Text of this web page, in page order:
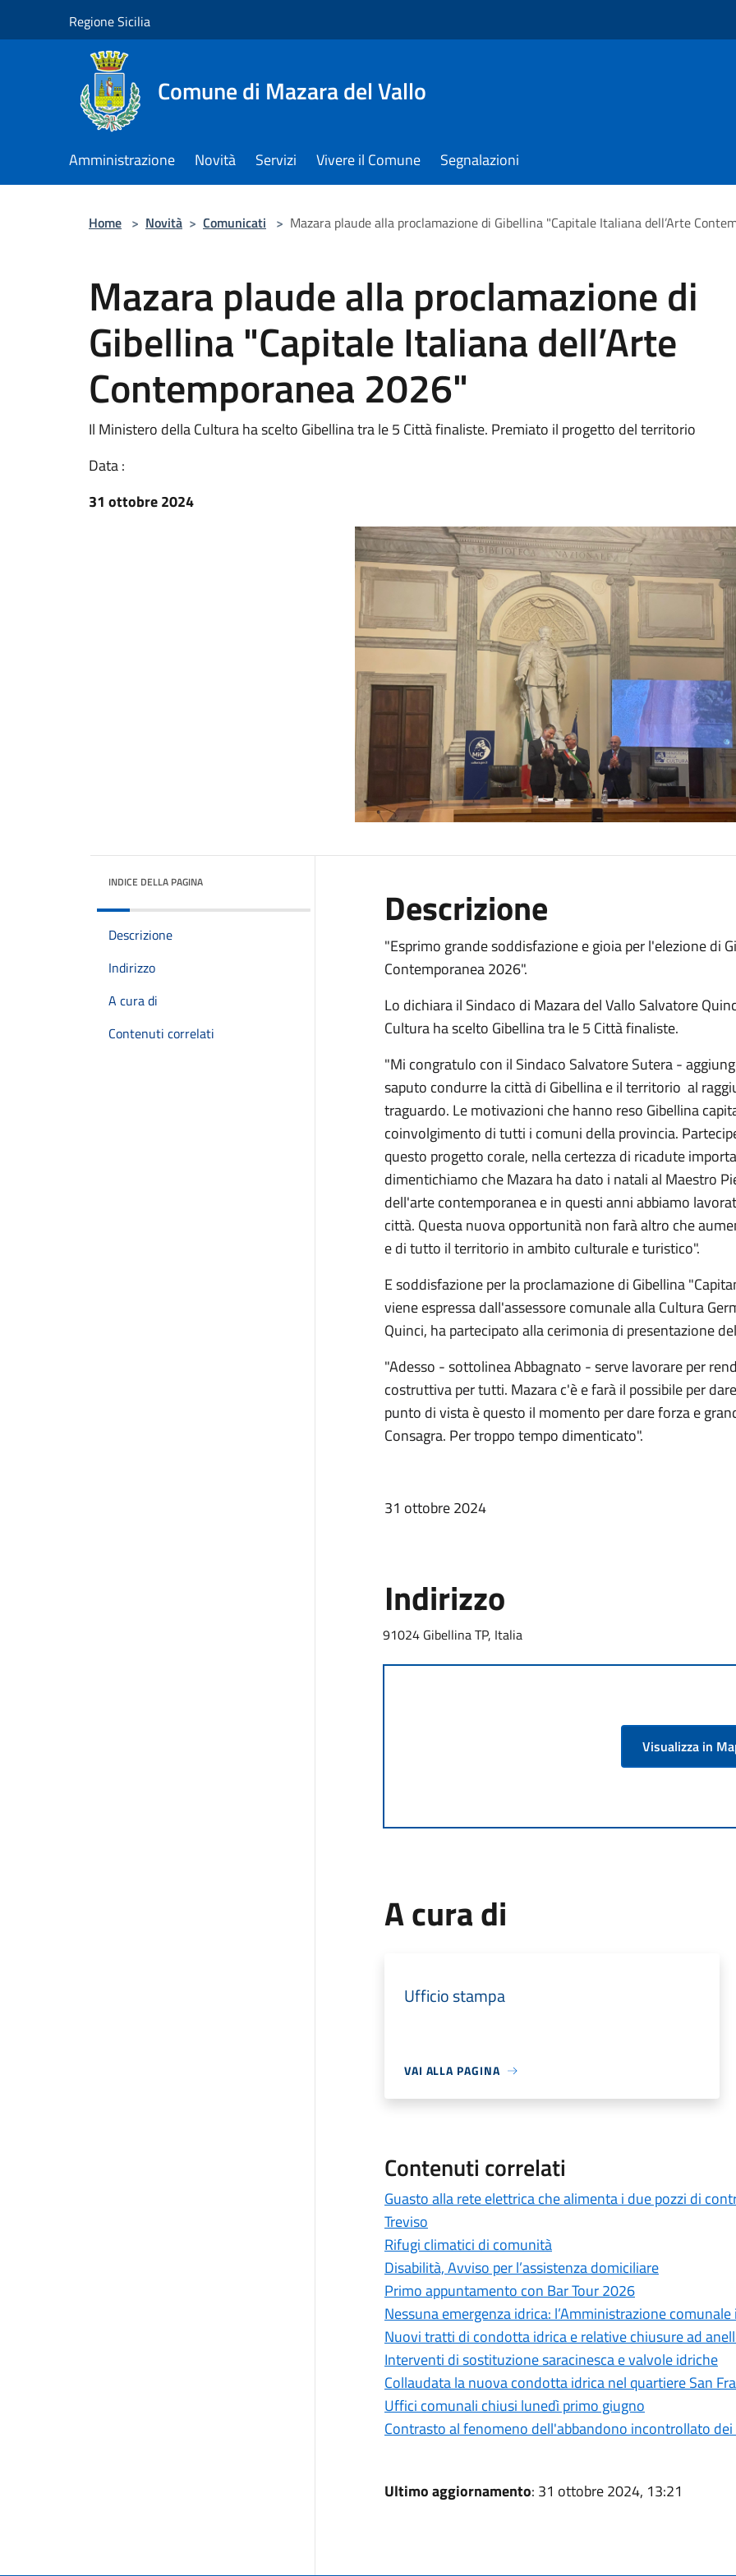
Regione Sicilia
Comune di Mazara del Vallo
Amministrazione Novità Servizi Vivere il Comune Segnalazioni
Home > Novità > Comunicati > Mazara plaude alla proclamazione di Gibellina "Capitale Italiana dell’Arte
Mazara plaude alla proclamazione di
Gibellina "Capitale Italiana dell’Arte
Contemporanea 2026"
Il Ministero della Cultura ha scelto Gibellina tra le 5 Città finaliste. Premiato il progetto del territorio
Data :
31 ottobre 2024
INDICE DELLA PAGINA
Descrizione
Indirizzo
A cura di
Contenuti correlati
Descrizione
"Esprimo grande soddisfazione e gioia per l'elezione di
Contemporanea 2026".
Lo dichiara il Sindaco di Mazara del Vallo Salvatore
Cultura ha scelto Gibellina tra le 5 Città finaliste.
"Mi congratulo con il Sindaco Salvatore Sutera -
saputo condurre la città di Gibellina e il territorio al
traguardo. Le motivazioni che hanno reso Gibellina
coinvolgimento di tutti i comuni della provincia.
questo progetto corale, nella certezza di ricadute
dimentichiamo che Mazara ha dato i natali al Maestro
dell'arte contemporanea e in questi anni abbiamo
città. Questa nuova opportunità non farà altro che
e di tutto il territorio in ambito culturale e turistico".
E soddisfazione per la proclamazione di Gibellina
viene espressa dall'assessore comunale alla Cultura
Quinci, ha partecipato alla cerimonia di presentazione
"Adesso - sottolinea Abbagnato -serve lavorare per
costruttiva per tutti. Mazara c'è e farà il possibile per
punto di vista è questo il momento per dare forza e
Consagra. Per troppo tempo dimenticato".
31 ottobre 2024
Indirizzo
91024 Gibellina TP, Italia
Visualizza in
A cura di
Ufficio stampa
VAI ALLA PAGINA
Contenuti correlati
Guasto alla rete elettrica che alimenta i due pozzi di
Treviso
Rifugi climatici di comunità
Disabilità, Avviso per l’assistenza domiciliare
Primo appuntamento con Bar Tour 2026
Nessuna emergenza idrica: l’Amministrazione
Nuovi tratti di condotta idrica e relative chiusure ad
Interventi di sostituzione saracinesca e valvole idriche
Collaudata la nuova condotta idrica nel quartiere San
Uffici comunali chiusi lunedì primo giugno
Contrasto al fenomeno dell'abbandono incontrollato
Ultimo aggiornamento: 31 ottobre 2024, 13:21